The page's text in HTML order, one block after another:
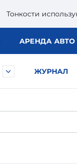
Тонкости
АРЕНДА АВТО
ЖУРНАЛ